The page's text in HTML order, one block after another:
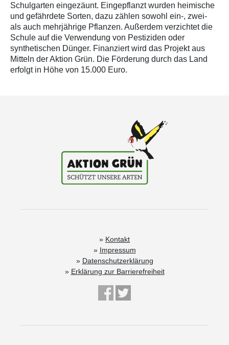
Schulgarten eingezäunt. Eingepflanzt wurden heimische
und gefährdete Sorten, dazu zählen sowohl ein-, zwei-
als auch mehrjährige Pflanzen. Außerdem verzichtet die
Schule auf die Verwendung von Pestiziden oder
synthetischen Dünger. Finanziert wird das Projekt aus
Mitteln der Aktion Grün. Die Förderung durch das Land
erfolgt in Höhe von 15.000 Euro.
Kontakt
Impressum
Datenschutzerklärung
Erklärung zur Barrierefreiheit